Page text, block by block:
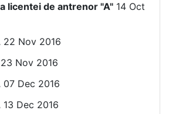
licentei de antrenor "A" 14 Oct
22 Nov 2016
23 Nov 2016
07 Dec 2016
13 Dec 2016